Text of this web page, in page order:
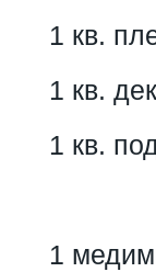
1 кв.
1 кв.
1 кв.
1